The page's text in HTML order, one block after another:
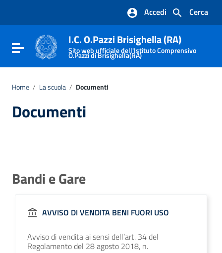
Vai al footer
Cerca
Accedi
Attiva / disattiva la navigazione
I.C. O.Pazzi Brisighella (RA)
Sito web ufficiale dell'Istituto Comprensivo
O.Pazzi di Brisighella(RA)
Home / La scuola / Documenti
Documenti
Bandi e Gare
AVVISO DI VENDITA BENI FUORI USO
Avviso di vendita ai sensi dell’art. 34 del
Regolamento del 28 agosto 2018, n.